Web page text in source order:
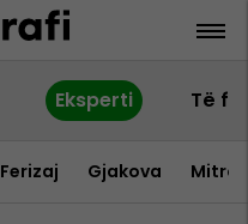
Eksperti Të
Ferizaj Gjakova